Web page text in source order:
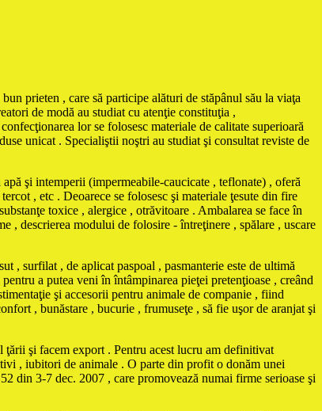
prieten , care să participe alături de stăpânul său la viaţa
de modă au studiat cu atenţie constituţia ,
lor se folosesc materiale de calitate superioară
unicat . Specialiştii noştri au studiat şi consultat reviste de
şi intemperii (impermeabile-caucicate , teflonate) , oferă
, etc . Deoarece se folosesc şi materiale ţesute din fire
toxice , alergice , otrăvitoare . Ambalarea se face în
, descrierea modului de folosire - întreţinere , spălare , uscare
, surfilat , de aplicat paspoal , pasmanterie este de ultimă
a putea veni în întâmpinarea pieţei pretenţioase , creând
şi accesorii pentru animale de companie , fiind
, bunăstare , bucurie , frumuseţe , să fie uşor de aranjat şi
ţării şi facem export . Pentru acest lucru am definitivat
, iubitori de animale . O parte din profit o donăm unei
din 3-7 dec. 2007 , care promovează numai firme serioase şi